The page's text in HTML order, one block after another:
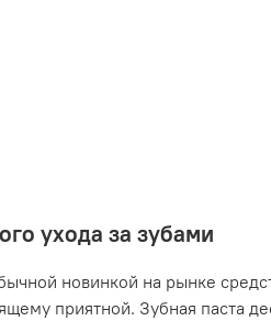
ухода за зубами
новинкой на рынке
приятной. Зубная паста